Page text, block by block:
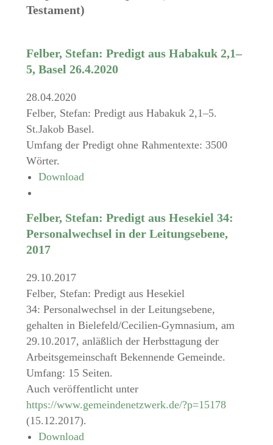
Testament)
Felber, Stefan: Predigt aus Habakuk 2,1–
5, Basel 26.4.2020
28.04.2020
Felber, Stefan: Predigt aus Habakuk 2,1–5.
St.Jakob Basel.
Umfang der Predigt ohne Rahmentexte: 3500
Wörter.
Download
Felber, Stefan: Predigt aus Hesekiel 34:
Personalwechsel in der Leitungsebene,
2017
29.10.2017
Felber, Stefan: Predigt aus Hesekiel
34: Personalwechsel in der Leitungsebene,
gehalten in Bielefeld/Cecilien-Gymnasium, am
29.10.2017, anläßlich der Herbsttagung der
Arbeitsgemeinschaft Bekennende Gemeinde.
Umfang: 15 Seiten.
Auch veröffentlicht unter
https://www.gemeindenetzwerk.de/?p=15178
(15.12.2017).
Download